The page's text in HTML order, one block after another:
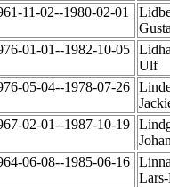
11-02--1980-02-01
01-01--1982-10-05
Ulf
05-04--1978-07-26
02-01--1987-10-19
06-08--1985-06-16